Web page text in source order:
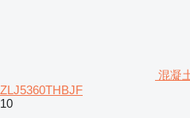
混凝
ZLJ5360THBJF
10